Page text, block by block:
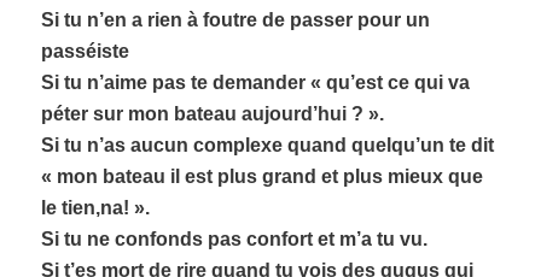
Si tu n’en a rien à foutre de passer pour un
passéiste
Si tu n’aime pas te demander « qu’est ce qui va
péter sur mon bateau aujourd’hui ? ».
Si tu n’as aucun complexe quand quelqu’un te dit
« mon bateau il est plus grand et plus mieux que
le tien,na! ».
Si tu ne confonds pas confort et m’a tu vu.
Si t’es mort de rire quand tu vois des gugus qui